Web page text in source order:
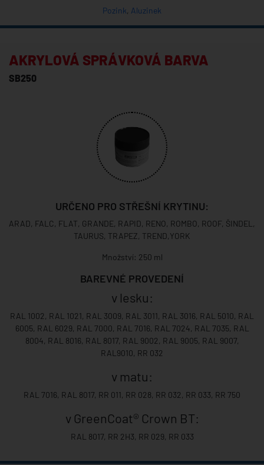
Pozink Aluzinek
AKRYLOVÁ SPRÁVKOVÁ BARVA
SB250
URČENO PRO STŘEŠNÍ KRYTINU:
ARAD, FALC, FLAT, GRANDE, RAPID, RENO, ROMBO, ROOF, ŠINDEL,
TAURUS, TRAPEZ, TREND,YORK
Množství: 250 ml
BAREVNÉ PROVEDENÍ
v lesku:
RAL 1002, RAL 1021, RAL 3009, RAL 3011, RAL 3016, RAL 5010, RAL
6005, RAL 6029, RAL 7000, RAL 7016, RAL 7024, RAL 7035, RAL
8004, RAL 8016, RAL 8017, RAL 9002, RAL 9005, RAL 9007,
RAL9010, RR 032
v matu:
RAL 7016, RAL 8017, RR 011, RR 028, RR 032, RR 033, RR 750
v GreenCoat® Crown BT:
RAL 8017, RR 2H3, RR 029, RR 033